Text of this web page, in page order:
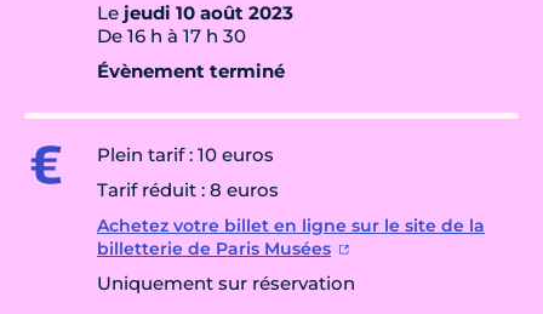
Le jeudi 10 août 2023
De 16 h à 17 h 30
Évènement terminé
Plein tarif : 10 euros
Tarif réduit : 8 euros
Achetez votre billet en ligne sur le site de la
billetterie de Paris Musées
Uniquement sur réservation